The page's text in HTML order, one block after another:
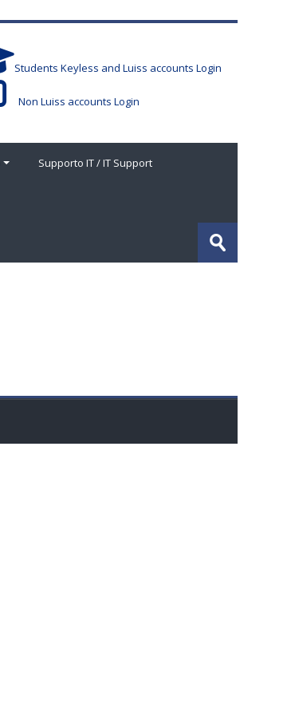
Students Keyless and Luiss accounts Login
Non Luiss accounts Login
Supporto IT / IT Support
课
提
交